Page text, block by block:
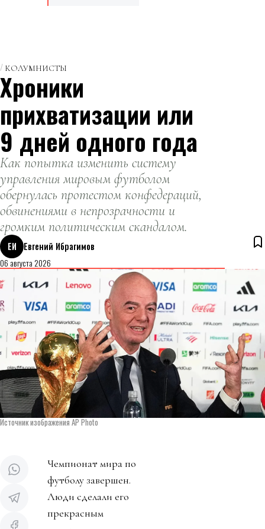
КОЛУМНИСТЫ
Хроники
прихватизации или
9 дней одного года
Как попытка изменить систему
управления мировым футболом
обернулась протестом конфедераций,
обвинениями в непрозрачности и
громким политическим скандалом.
ЕИ
Евгений Ибрагимов
06 августа 2026
Источник изображения AP Photo
Чемпионат мира по
футболу завершен.
Люди сделали его
прекрасным